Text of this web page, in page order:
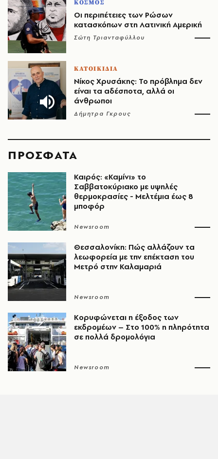
ΚΟΣΜΟΣ
Οι περιπέτειες των Ρώσων
κατασκόπων στη Λατινική Αμερική
Σώτη Τριανταφύλλου
ΚΑΤΟΙΚΙΔΙΑ
Νίκος Χρυσάκης: Το πρόβλημα δεν
είναι τα αδέσποτα, αλλά οι
άνθρωποι
Δήμητρα Γκρους
ΠΡΟΣΦΑΤΑ
Καιρός: «Καμίνι» το
Σαββατοκύριακο με υψηλές
θερμοκρασίες - Mελτέμια έως 8
μποφόρ
Newsroom
Θεσσαλονίκη: Πώς αλλάζουν τα
λεωφορεία με την επέκταση του
Μετρό στην Καλαμαριά
Newsroom
Κορυφώνεται η έξοδος των
εκδρομέων – Στο 100% η πληρότητα
σε πολλά δρομολόγια
Newsroom